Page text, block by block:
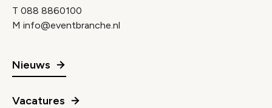
T 088 8860100
M info@eventbranche.nl
Nieuws
Vacatures